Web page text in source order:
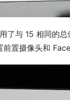
了与 15 相同的
前置摄像头和